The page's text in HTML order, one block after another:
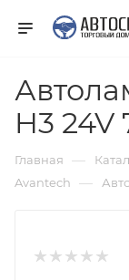
H3 24V
Главная —
Avantech —